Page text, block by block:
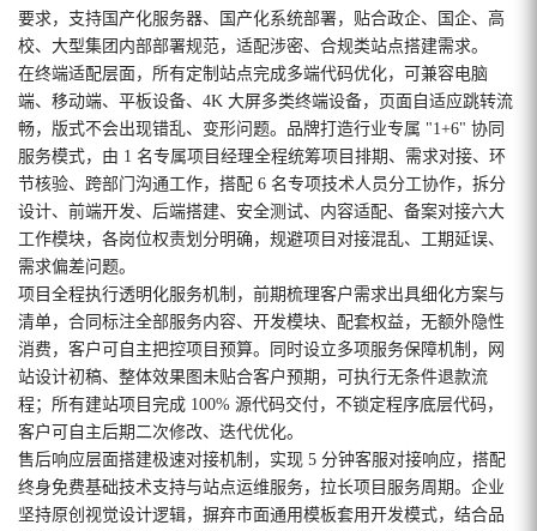
要求，支持国产化服务器、国产化系统部署，贴合政企、国企、高
校、大型集团内部部署规范，适配涉密、合规类站点搭建需求。
在终端适配层面，所有定制站点完成多端代码优化，可兼容电脑
端、移动端、平板设备、4K 大屏多类终端设备，页面自适应跳转流
畅，版式不会出现错乱、变形问题。品牌打造行业专属 "1+6" 协同
服务模式，由 1 名专属项目经理全程统筹项目排期、需求对接、环
节核验、跨部门沟通工作，搭配 6 名专项技术人员分工协作，拆分
设计、前端开发、后端搭建、安全测试、内容适配、备案对接六大
工作模块，各岗位权责划分明确，规避项目对接混乱、工期延误、
需求偏差问题。
项目全程执行透明化服务机制，前期梳理客户需求出具细化方案与
清单，合同标注全部服务内容、开发模块、配套权益，无额外隐性
消费，客户可自主把控项目预算。同时设立多项服务保障机制，网
站设计初稿、整体效果图未贴合客户预期，可执行无条件退款流
程；所有建站项目完成 100% 源代码交付，不锁定程序底层代码，
客户可自主后期二次修改、迭代优化。
售后响应层面搭建极速对接机制，实现 5 分钟客服对接响应，搭配
终身免费基础技术支持与站点运维服务，拉长项目服务周期。企业
坚持原创视觉设计逻辑，摒弃市面通用模板套用开发模式，结合品